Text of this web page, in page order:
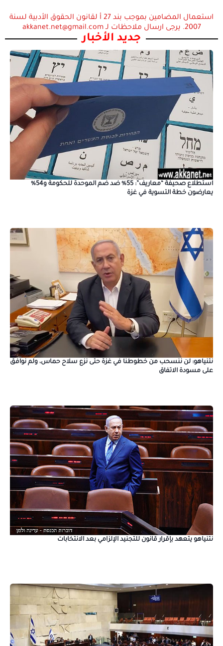
استعمال المضامين بموجب بند 27 أ لقانون الحقوق الأدبية لسنة
2007. يرجى ارسال ملاحظات لـ akkanet.net@gmail.com
جديد الأخبار
استطلاع صحيفة “معاريف”: 55% ضد ضم الموحدة للحكومة و54%
يعارضون خطة التسوية في غزة
نتنياهو: لن ننسحب من خطوطنا في غزة حتى نزع سلاح حماس، ولم نوافق
على مسودة الاتفاق
نتنياهو يتعهد بإقرار قانون للتجنيد الإلزامي بعد الانتخابات